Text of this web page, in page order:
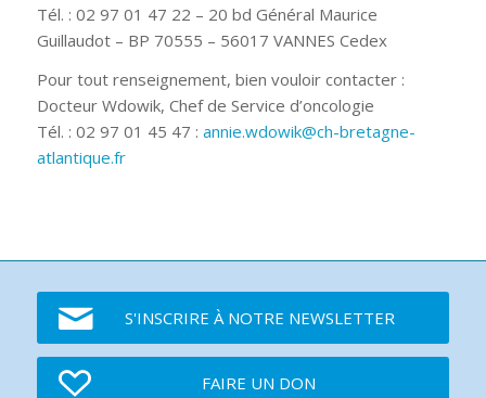
Tél. : 02 97 01 47 22 – 20 bd Général Maurice
Guillaudot – BP 70555 – 56017 VANNES Cedex
Pour tout renseignement, bien vouloir contacter :
Docteur Wdowik, Chef de Service d’oncologie
Tél. : 02 97 01 45 47 : annie.wdowik@ch-bretagne-
atlantique.fr
S'INSCRIRE À NOTRE NEWSLETTER
FAIRE UN DON